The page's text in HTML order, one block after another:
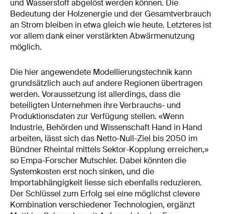
und Wasserstoff abgelöst werden können. Die
Bedeutung der Holzenergie und der Gesamtverbrauch
an Strom bleiben in etwa gleich wie heute. Letzteres ist
vor allem dank einer verstärkten Abwärmenutzung
möglich.
Die hier angewendete Modellierungstechnik kann
grundsätzlich auch auf andere Regionen übertragen
werden. Voraussetzung ist allerdings, dass die
beteiligten Unternehmen ihre Verbrauchs- und
Produktionsdaten zur Verfügung stellen. «Wenn
Industrie, Behörden und Wissenschaft Hand in Hand
arbeiten, lässt sich das Netto-Null-Ziel bis 2050 im
Bündner Rheintal mittels Sektor-Kopplung erreichen,»
so Empa-Forscher Mutschler. Dabei könnten die
Systemkosten erst noch sinken, und die
Importabhängigkeit liesse sich ebenfalls reduzieren.
Der Schlüssel zum Erfolg sei eine möglichst clevere
Kombination verschiedener Technologien, ergänzt